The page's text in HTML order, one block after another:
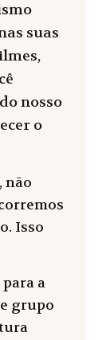
suas
nosso
o
não
Isso
a
grupo